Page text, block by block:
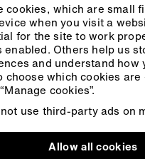
the code so it shows
when you press a button.
find that the code only
step, modify the code to
variable by two when it’s
the length of your
your micro:bit to
of steps to calculate
walked.
cookies, which are small
when you visit a
for the site to work
enabled. Others help us
and understand how
choose which cookies are
cookies”.
use third-party ads on
Allow all cookies